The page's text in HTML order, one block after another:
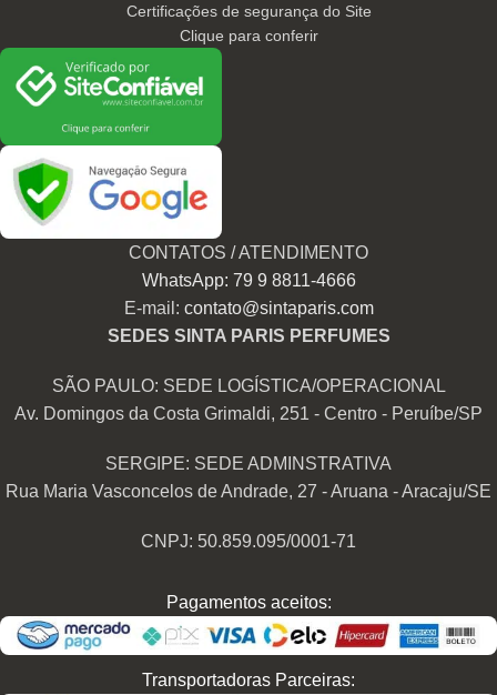
Certificações de segurança do Site
Clique para conferir
CONTATOS / ATENDIMENTO
WhatsApp: 79 9 8811-4666
E-mail: contato@sintaparis.com
SEDES SINTA PARIS PERFUMES
SÃO PAULO: SEDE LOGÍSTICA/OPERACIONAL
Av. Domingos da Costa Grimaldi, 251 - Centro - Peruíbe/SP
SERGIPE: SEDE ADMINSTRATIVA
Rua Maria Vasconcelos de Andrade, 27 - Aruana - Aracaju/SE
CNPJ: 50.859.095/0001-71
Pagamentos aceitos:
Transportadoras Parceiras: